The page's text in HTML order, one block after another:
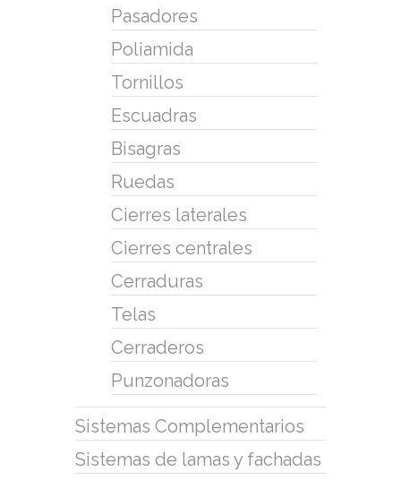
Pasadores
Poliamida
Tornillos
Escuadras
Bisagras
Ruedas
Cierres laterales
Cierres centrales
Cerraduras
Telas
Cerraderos
Punzonadoras
Sistemas Complementarios
Sistemas de lamas y fachadas